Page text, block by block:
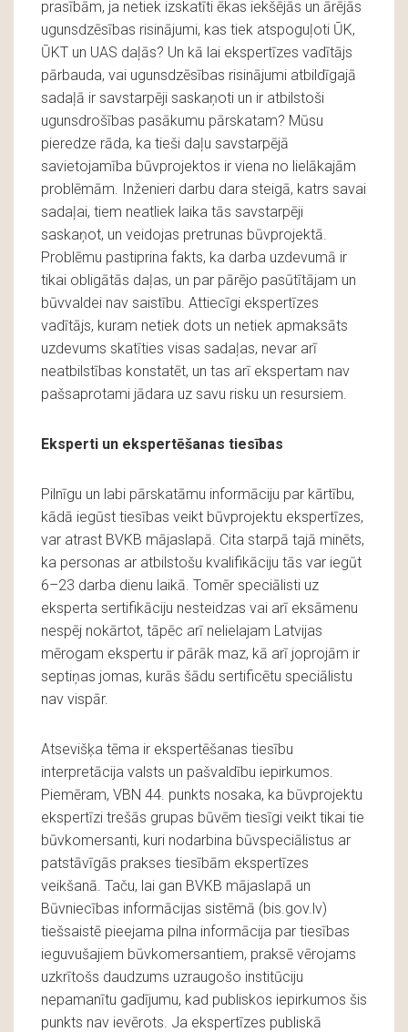
prasībām, ja netiek izskatīti ēkas iekšējās un ārējās
ugunsdzēsības risinājumi, kas tiek atspoguļoti ŪK,
ŪKT un UAS daļās? Un kā lai ekspertīzes vadītājs
pārbauda, vai ugunsdzēsības risinājumi atbildīgajā
sadaļā ir savstarpēji saskaņoti un ir atbilstoši
ugunsdrošības pasākumu pārskatam? Mūsu
pieredze rāda, ka tieši daļu savstarpējā
savietojamība būvprojektos ir viena no lielākajām
problēmām. Inženieri darbu dara steigā, katrs savai
sadaļai, tiem neatliek laika tās savstarpēji
saskaņot, un veidojas pretrunas būvprojektā.
Problēmu pastiprina fakts, ka darba uzdevumā ir
tikai obligātās daļas, un par pārējo pasūtītājam un
būvvaldei nav saistību. Attiecīgi ekspertīzes
vadītājs, kuram netiek dots un netiek apmaksāts
uzdevums skatīties visas sadaļas, nevar arī
neatbilstības konstatēt, un tas arī ekspertam nav
pašsaprotami jādara uz savu risku un resursiem.
Eksperti un ekspertēšanas tiesības
Pilnīgu un labi pārskatāmu informāciju par kārtību,
kādā iegūst tiesības veikt būvprojektu ekspertīzes,
var atrast BVKB mājaslapā. Cita starpā tajā minēts,
ka personas ar atbilstošu kvalifikāciju tās var iegūt
6–23 darba dienu laikā. Tomēr speciālisti uz
eksperta sertifikāciju nesteidzas vai arī eksāmenu
nespēj nokārtot, tāpēc arī nelielajam Latvijas
mērogam ekspertu ir pārāk maz, kā arī joprojām ir
septiņas jomas, kurās šādu sertificētu speciālistu
nav vispār.
Atsevišķa tēma ir ekspertēšanas tiesību
interpretācija valsts un pašvaldību iepirkumos.
Piemēram, VBN 44. punkts nosaka, ka būvprojektu
ekspertīzi trešās grupas būvēm tiesīgi veikt tikai tie
būvkomersanti, kuri nodarbina būvspeciālistus ar
patstāvīgās prakses tiesībām ekspertīzes
veikšanā. Taču, lai gan BVKB mājaslapā un
Būvniecības informācijas sistēmā (bis.gov.lv)
tiešsaistē pieejama pilna informācija par tiesības
ieguvušajiem būvkomersantiem, praksē vērojams
uzkrītošs daudzums uzraugošo institūciju
nepamanītu gadījumu, kad publiskos iepirkumos šis
punkts nav ievērots. Ja ekspertīzes publiskā